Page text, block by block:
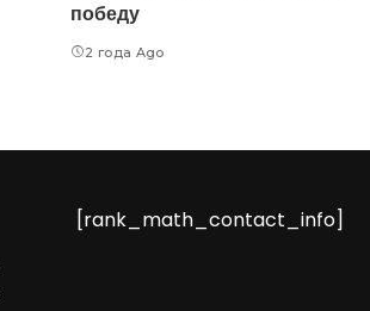
победу
2 года Ago
[rank_math_contact_info]